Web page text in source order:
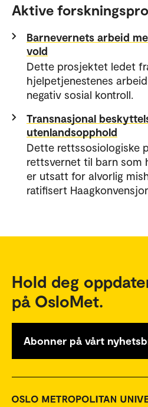
Aktive
Barnevernets arbeid
vold
Dette prosjektet ledet
hjelpetjenestenes
negativ sosial kontroll.
Transnasjonal
utenlandsopphold
Dette rettssosiologiske
rettsvernet til barn som
er utsatt for alvorlig
ratifisert
Hold deg
på OsloMet.
Abonner på vårt